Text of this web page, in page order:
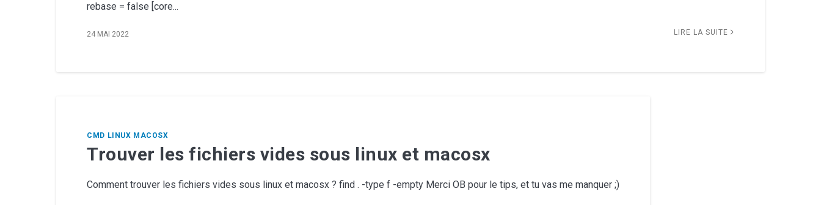
rebase = false [core...
24 MAI 2022 LIRE LA SUITE
CMD LINUX MACOSX
Trouver les fichiers vides sous linux et macosx
Comment trouver les fichiers vides sous linux et macosx ? find . -type f -empty Merci OB pour le tips, et tu vas me manquer ;)